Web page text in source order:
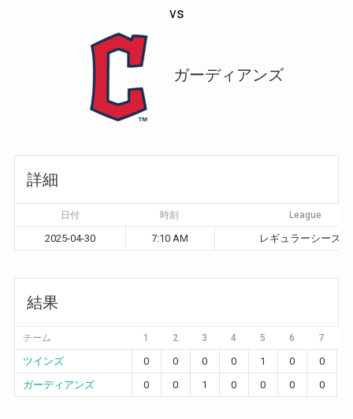
vs
ガーディアンズ
詳細
日付 時刻 League
2025-04-30 7:10 AM レギュラーシーズン
結果
チーム 1 2 3 4 5 6 7
ツインズ 0 0 0 0 1 0 0
ガーディアンズ
0 0 1 0 0 0 0